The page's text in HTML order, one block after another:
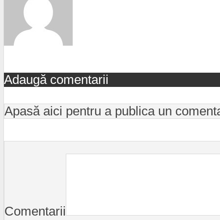
Adaugă comentarii
Apasă aici pentru a publica un
Comentarii